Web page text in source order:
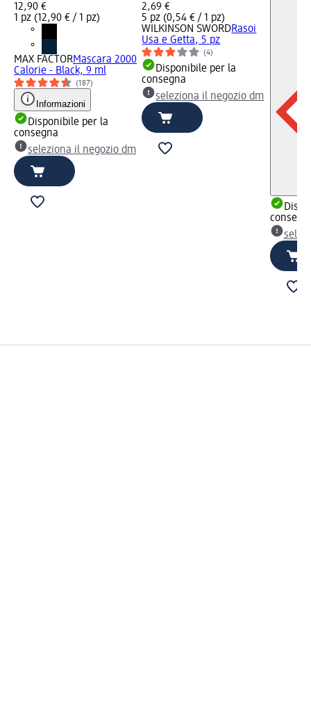
12,90 €
1 pz (12,90 € / 1 pz)
MAX FACTORMascara 2000
Calorie - Black, 9 ml
(187)
Informazioni
Disponibile per la
consegna
seleziona il negozio dm
2,69 €
5 pz (0,54 € / 1 pz)
WILKINSON SWORDRasoi
Usa e Getta, 5 pz
(4)
Disponibile per la
consegna
seleziona il negozio dm